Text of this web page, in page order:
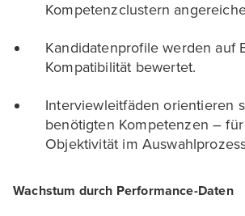
Kompetenzclustern
Kandidatenprofile werden auf
Kompatibilität bewertet.
Interviewleitfäden orientieren
benötigten Kompetenzen –
Objektivität im
Wachstum durch Performance-Daten